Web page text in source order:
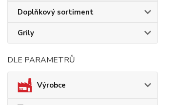
Doplňkový sortiment
Grily
DLE PARAMETRŮ
Výrobce